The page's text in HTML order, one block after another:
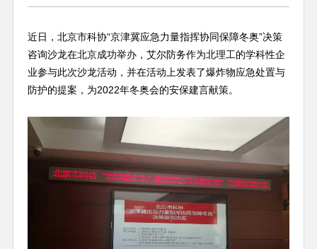
近日，北京市科协“京津冀应急力量指挥协同保障冬奥”决策
咨询沙龙在北京成功举办，艾尔防务作为北理工的学科性企
业参与此次沙龙活动，并在活动上发表了爆炸物应急处置与
防护的提案，为2022年冬奥会的安保建言献策。